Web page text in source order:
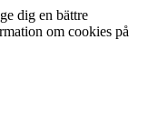
dig en bättre
om cookies på